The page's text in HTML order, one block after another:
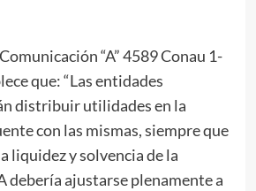
“A” 4589 Conau 1-
que: “Las entidades
distribuir utilidades en la
con las mismas, siempre que
liquidez y solvencia de la
debería ajustarse plenamente a